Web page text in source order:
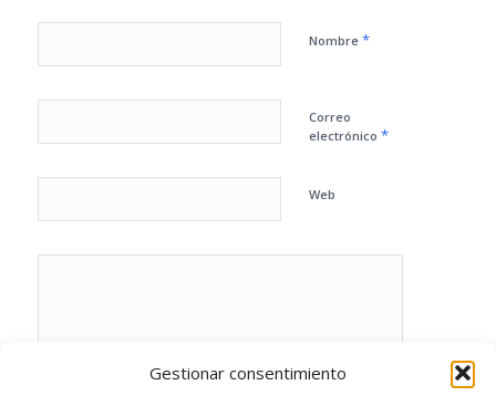
Gestionar consentimiento
Nombre *
Correo
electrónico *
Web